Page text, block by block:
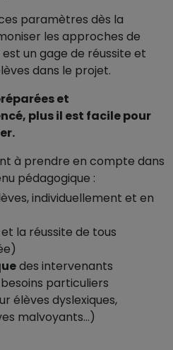
paramètres dès la
les approches de
un gage de réussite et
dans le projet.
et
plus il est facile pour
à prendre en compte dans
pédagogique :
individuellement et en
la réussite de tous
des intervenants
besoins particuliers
élèves dyslexiques,
malvoyants…)